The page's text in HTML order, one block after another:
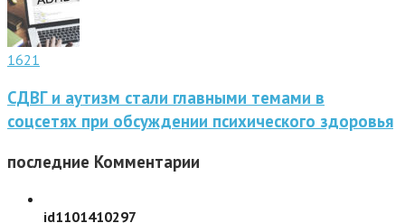
1621
СДВГ и аутизм стали главными темами в
соцсетях при обсуждении психического здоровья
последние Комментарии
id1101410297